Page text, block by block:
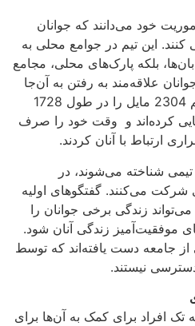
خود می‌دانند که جوانان
این تیم در جوامع محلی به
بلکه پارک‌های محلی، مجامع
علاقه‌مند به رفتن به آن‌جا
هستند- در سال گذشته این تیم 2304 مایل را در طول 1728
راهپیمایی کرده‌اند و وقت خود را صرف
ارتباط با آنان کردند.
شناخته می‌شوند، در
شرکت می‌کنند. گفتگوهای اولیه
زندگی برخی جوانان را
موفقیت‌آمیز زندگی آنان شود.
جامعه دست یافته‌اند که توسط
نیستند.
افراد برای کمک به آن‌ها برای